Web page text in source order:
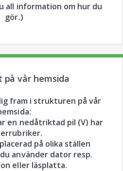
all information om hur du
gör.)
på vår hemsida
fram i strukturen på vår
en nedåtriktad pil (V) har
på olika ställen
använder dator resp.
eller läsplatta.